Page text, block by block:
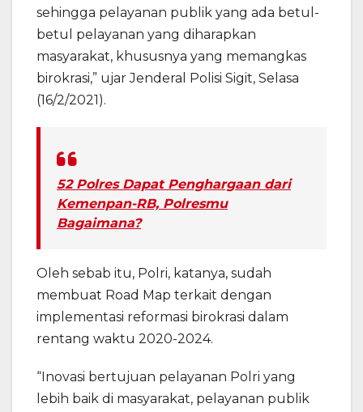
sehingga pelayanan publik yang ada betul-
betul pelayanan yang diharapkan
masyarakat, khususnya yang memangkas
birokrasi,” ujar Jenderal Polisi Sigit, Selasa
(16/2/2021).
52 Polres Dapat Penghargaan dari
Kemenpan-RB, Polresmu
Bagaimana?
Oleh sebab itu, Polri, katanya, sudah
membuat Road Map terkait dengan
implementasi reformasi birokrasi dalam
rentang waktu 2020-2024.
“Inovasi bertujuan pelayanan Polri yang
lebih baik di masyarakat, pelayanan publik